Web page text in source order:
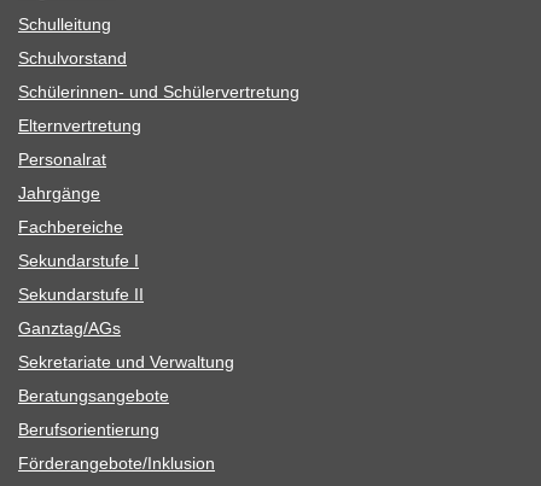
Schul­lei­tung
Schul­vor­stand
Schü­le­rin­nen- und Schülervertretung
Eltern­ver­tre­tung
Per­so­nal­rat
Jahr­gänge
Fach­be­rei­che
Sekun­dar­stufe I
Sekun­dar­stufe II
Ganztag/​​AGs
Sekre­ta­riate und Verwaltung
Bera­tungs­an­ge­bote
Berufs­ori­en­tie­rung
Förderangebote/​​Inklusion